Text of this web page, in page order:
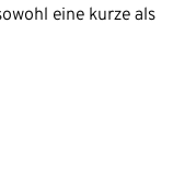
eine kurze als